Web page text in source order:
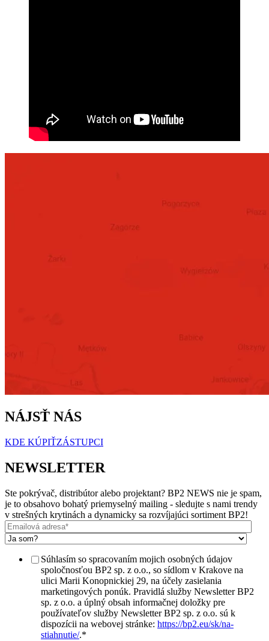
NÁJSŤ NÁS
KDE KÚPIŤZÁSTUPCI
NEWSLETTER
Ste pokrývač, distribútor alebo projektant? BP2 NEWS nie je spam,
je to obsahovo bohatý priemyselný mailing - sledujte s nami trendy
v strešných krytinách a dynamicky sa rozvíjajúci sortiment BP2!
Súhlasím so spracovaním mojich osobných údajov
spoločnosťou BP2 sp. z o.o., so sídlom v Krakove na
ulici Marii Konopnickiej 29, na účely zasielania
marketingových ponúk. Pravidlá služby Newsletter BP2
sp. z o.o. a úplný obsah informačnej doložky pre
používateľov služby Newsletter BP2 sp. z o.o. sú k
dispozícii na webovej stránke: https://bp2.eu/sk/na-
stiahnutie/.*